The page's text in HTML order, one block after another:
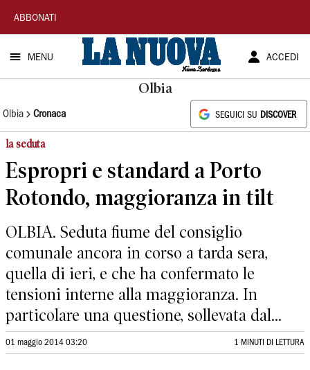
La
Nuova
Sardegna
ABBONATI
MENU ACCEDI
Olbia
Olbia Cronaca SEGUICI SU DISCOVER
la seduta
Espropri e standard a Porto
Rotondo, maggioranza in tilt
OLBIA. Seduta fiume del consiglio
comunale ancora in corso a tarda sera,
quella di ieri, e che ha confermato le
tensioni interne alla maggioranza. In
particolare una questione, sollevata dal...
01 maggio 2014 03:20 1 MINUTI DI LETTURA